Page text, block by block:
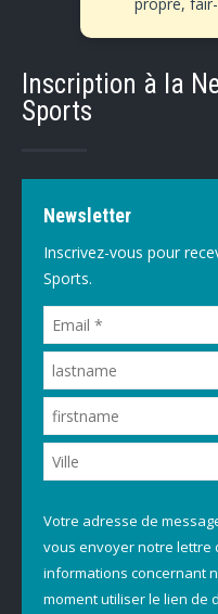
propre,
Inscription à la
Sports
Newsletter
Inscrivez-vous pour
Sports.
Votre adresse de
vous envoyer notre lettre
informations concernant
moment utiliser le lien de